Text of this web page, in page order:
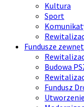
Kultura
Sport
Fundusze
Budowa
Fundusz